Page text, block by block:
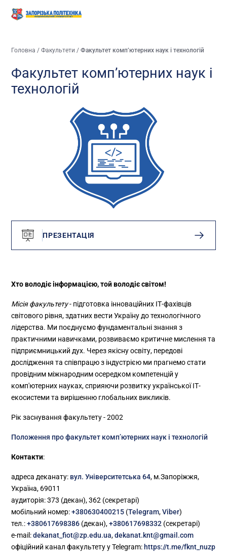
Головна /Факультети /Факультет комп’ютерних наук і технологій
Факультет комп’ютерних наук і
технологій
ПРЕЗЕНТАЦІЯ
Хто володіє інформацією, той володіє світом!
Місія факультету- підготовка інноваційних ІТ-фахівців
світового рівня, здатних вести Україну до технологічного
лідерства. Ми поєднуємо фундаментальні знання з
практичними навичками, розвиваємо критичне мислення та
підприємницький дух. Через якісну освіту, передові
дослідження та співпрацю з індустрією ми прагнемо стати
провідним міжнародним осередком компетенцій у
комп'ютерних науках, сприяючи розвитку української ІТ-
екосистеми та вирішенню глобальних викликів.
Рік заснування факультету - 2002
Положення про факультет комп’ютерних наук і технологій
Контакти:
адреса деканату: вул. Університетська 64, м.Запоріжжя,
Україна, 69011
аудиторія: 373 (декан), 362 (секретарі)
мобільний номер:+380630400215 (Telegram,Viber)
тел.:+380617698386 (декан),+380617698332 (секретарі)
e-mail:dekanat_fiot@zp.edu.ua,dekanat.knt@gmail.com
офіційний канал факультету у Telegram: https://t.me/fknt_nuzp